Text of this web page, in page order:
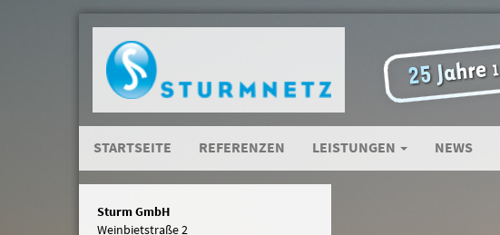
STARTSEITE REFERENZEN LEISTUNGEN NEWS
Sturm GmbH
Weinbietstraße 2